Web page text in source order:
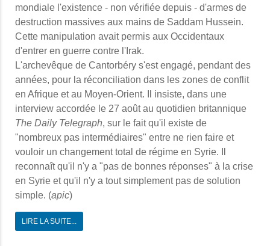
mondiale l'existence - non vérifiée depuis - d'armes de
destruction massives aux mains de Saddam Hussein.
Cette manipulation avait permis aux Occidentaux
d'entrer en guerre contre l'Irak.
L'archevêque de Cantorbéry s'est engagé, pendant des
années, pour la réconciliation dans les zones de conflit
en Afrique et au Moyen-Orient. Il insiste, dans une
interview accordée le 27 août au quotidien britannique
The Daily Telegraph, sur le fait qu'il existe de
"nombreux pas intermédiaires" entre ne rien faire et
vouloir un changement total de régime en Syrie. Il
reconnaît qu'il n'y a "pas de bonnes réponses" à la crise
en Syrie et qu'il n'y a tout simplement pas de solution
simple. (apic)
LIRE LA SUITE...